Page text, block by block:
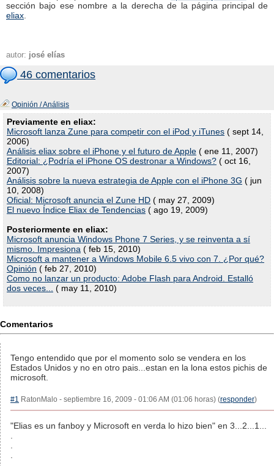
sección bajo ese nombre a la derecha de la página principal de
eliax
autor: josé elías
46 comentarios
Opinión / Análisis
Previamente en eliax:
Microsoft lanza Zune para competir con el iPod y iTunes ( sept 14,
2006)
Análisis eliax sobre el iPhone y el futuro de Apple ( ene 11, 2007)
Editorial: ¿Podría el iPhone OS destronar a Windows? ( oct 16,
2007)
Análisis sobre la nueva estrategia de Apple con el iPhone 3G ( jun
10, 2008)
Oficial: Microsoft anuncia el Zune HD ( may 27, 2009)
El nuevo Índice Eliax de Tendencias ( ago 19, 2009)
Posteriormente en eliax:
Microsoft anuncia Windows Phone 7 Series, y se reinventa a sí
mismo. Impresiona ( feb 15, 2010)
Microsoft a mantener a Windows Mobile 6.5 vivo con 7. ¿Por qué?
Opinión ( feb 27, 2010)
Como no lanzar un producto: Adobe Flash para Android. Estalló
dos veces...
( may 11, 2010)
Comentarios
Tengo entendido que por el momento solo se vendera en los
Estados Unidos y no en otro pais...estan en la lona estos pichis de
microsoft.
#1 RatonMalo - septiembre 16, 2009 - 01:06 AM (01:06 horas) (responder)
"Elias es un fanboy y Microsoft en verda lo hizo bien" en 3...2...1...